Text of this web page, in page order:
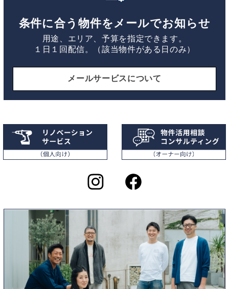
条件に合う物件をメールでお知らせ
用途、エリア、予算を指定できます。
１日１回配信。（該当物件がある日のみ）
メールサービスについて